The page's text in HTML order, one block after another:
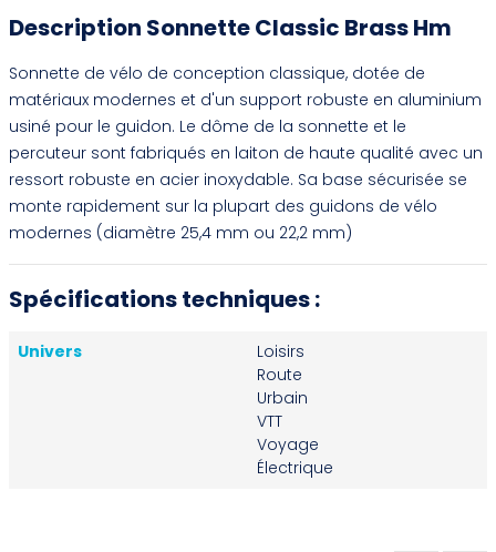
Description Sonnette Classic Brass Hm
Sonnette de vélo de conception classique, dotée de
matériaux modernes et d'un support robuste en aluminium
usiné pour le guidon. Le dôme de la sonnette et le
percuteur sont fabriqués en laiton de haute qualité avec un
ressort robuste en acier inoxydable. Sa base sécurisée se
monte rapidement sur la plupart des guidons de vélo
modernes (diamètre 25,4 mm ou 22,2 mm)
Spécifications techniques :
Univers
Loisirs
Route
Urbain
VTT
Voyage
Électrique